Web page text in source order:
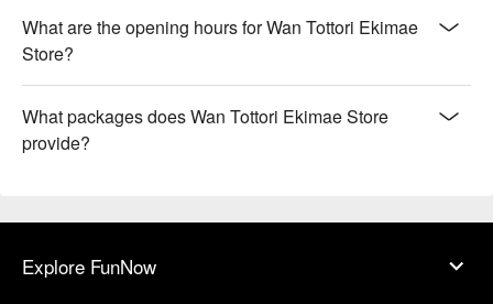
What are the opening hours for Wan Tottori Ekimae
Store?
What packages does Wan Tottori Ekimae Store
provide?
Explore FunNow